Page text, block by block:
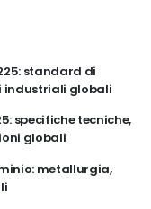
standard di
industriali globali
specifiche tecniche,
globali
metallurgia,